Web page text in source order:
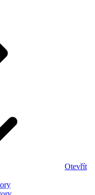
Otevřít